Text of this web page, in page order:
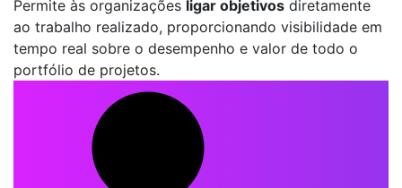
Permite às organizações ligar objetivos diretamente
ao trabalho realizado, proporcionando visibilidade em
tempo real sobre o desempenho e valor de todo o
portfólio de projetos.